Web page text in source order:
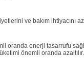
ve bakım ihtiyacını
oranda enerji tasarrufu
önemli oranda azaltılır.